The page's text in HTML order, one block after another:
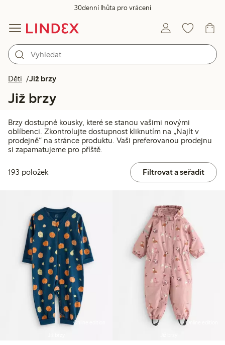
30denní lhůta pro vrácení
Děti Již brzy
Již brzy
Brzy dostupné kousky, které se stanou vašimi novými
oblíbenci. Zkontrolujte dostupnost kliknutím na „Najít v
prodejně“ na stránce produktu. Vaši preferovanou prodejnu
si zapamatujeme pro příště.
193 položek Filtrovat a seřadit
Online edition
Online edition